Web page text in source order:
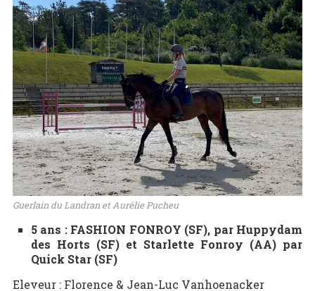
Guerlain du Landran et Aurélie Pucheu
5 ans : FASHION FONROY (SF), par Huppydam
des Horts (SF) et Starlette Fonroy (AA) par
Quick Star (SF)
Eleveur : Florence & Jean-Luc Vanhoenacker